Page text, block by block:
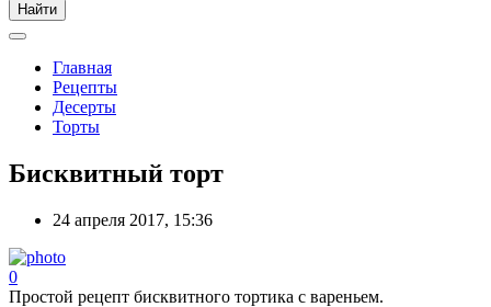
Главная
Рецепты
Десерты
Торты
Бисквитный торт
24 апреля 2017, 15:36
0
Простой рецепт бисквитного тортика с вареньем.